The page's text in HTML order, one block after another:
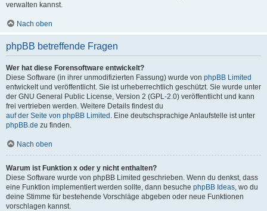
verwalten kannst.
Nach oben
phpBB betreffende Fragen
Wer hat diese Forensoftware entwickelt?
Diese Software (in ihrer unmodifizierten Fassung) wurde von phpBB Limited
entwickelt und veröffentlicht. Sie ist urheberrechtlich geschützt. Sie wurde unter
der GNU General Public License, Version 2 (GPL-2.0) veröffentlicht und kann
frei vertrieben werden. Weitere Details findest du
auf der Seite von phpBB Limited . Eine deutschsprachige Anlaufstelle ist unter
phpBB.de zu finden.
Nach oben
Warum ist Funktion x oder y nicht enthalten?
Diese Software wurde von phpBB Limited geschrieben. Wenn du denkst, dass
eine Funktion implementiert werden sollte, dann besuche phpBB Ideas, wo du
deine Stimme für bestehende Vorschläge abgeben oder neue Funktionen
vorschlagen kannst.